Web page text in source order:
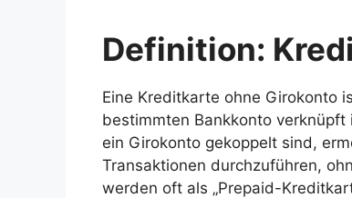
Definition:
Eine Kreditkarte ohne Girokonto
bestimmten Bankkonto
ein Girokonto gekoppelt sind,
Transaktionen durchzuführen,
werden oft als „Prepaid-